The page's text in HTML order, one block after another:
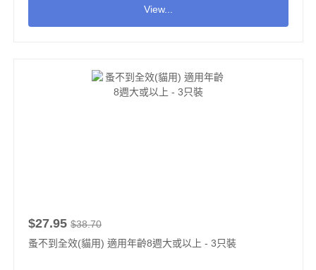
View...
$27.95 $38.70
蚤不到全效(貓用) 適用年齡8週大或以上 - 3只裝